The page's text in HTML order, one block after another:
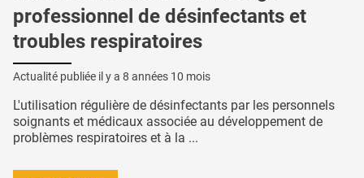
professionnel de désinfectants et
troubles respiratoires
Actualité publiée il y a 8 années 10 mois
L'utilisation régulière de désinfectants par les personnels
soignants et médicaux associée au développement de
problèmes respiratoires et à la ...